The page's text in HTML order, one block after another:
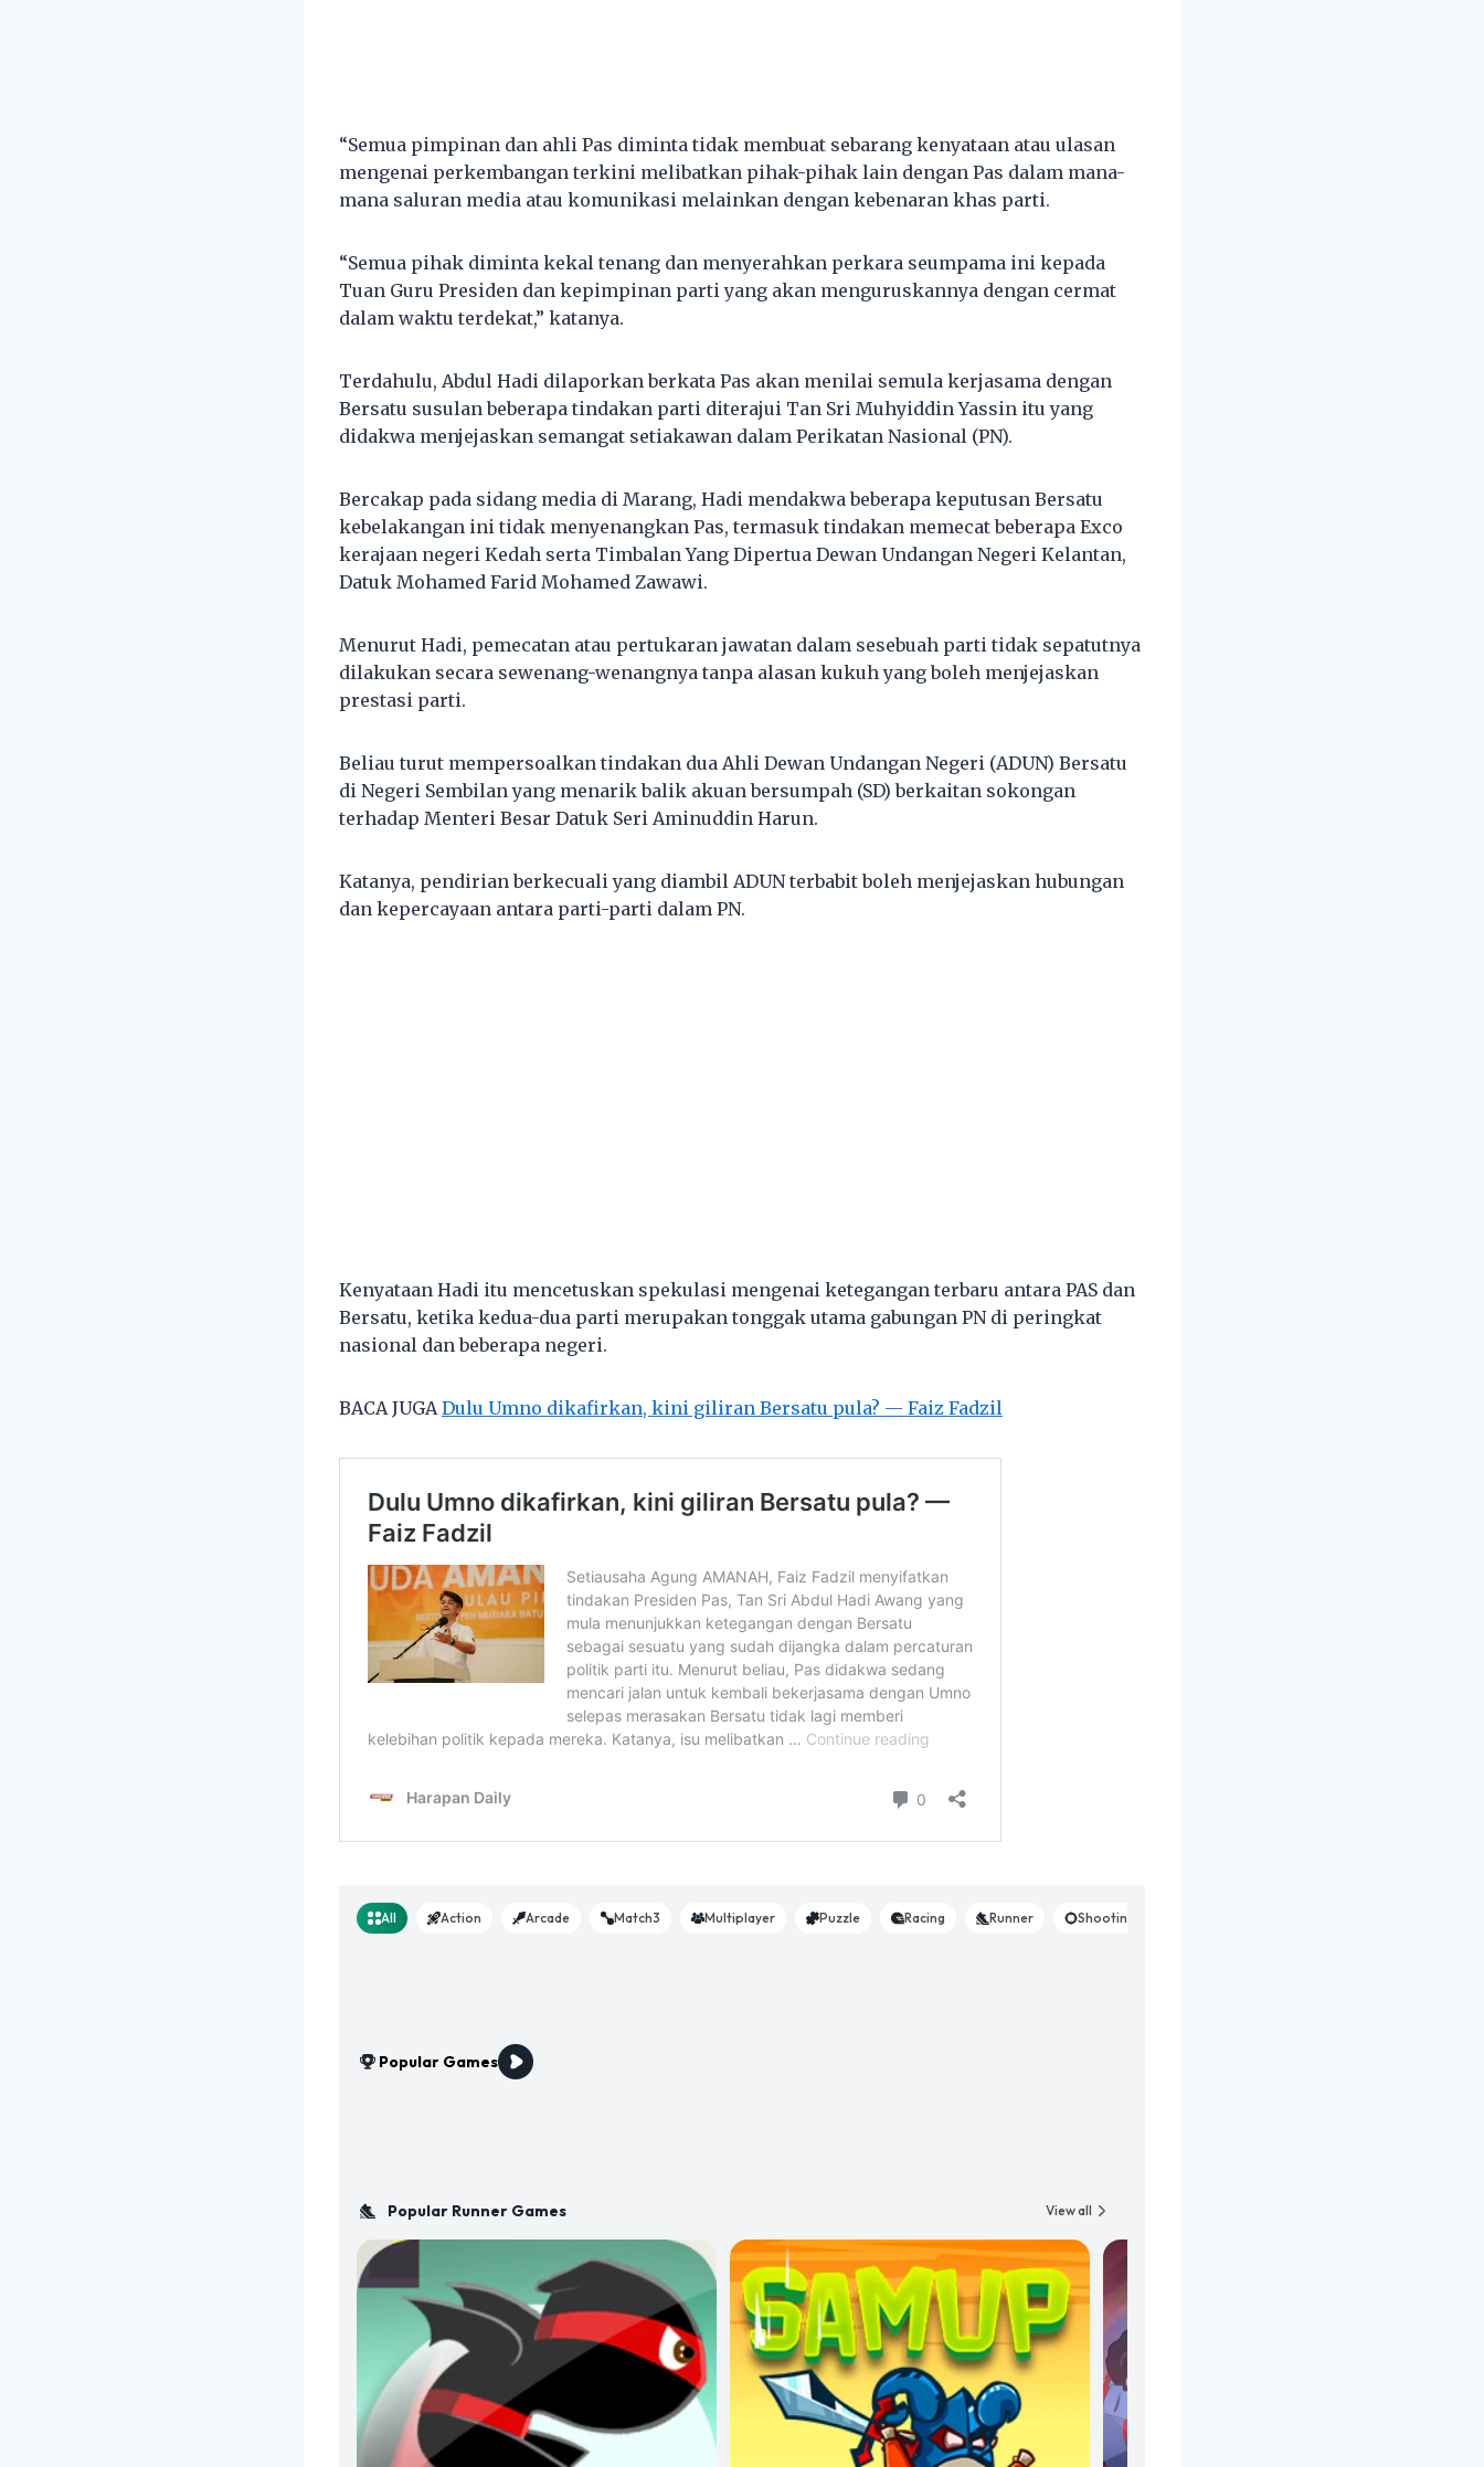
“Semua pimpinan dan ahli Pas diminta tidak membuat sebarang kenyataan atau ulasan
mengenai perkembangan terkini melibatkan pihak-pihak lain dengan Pas dalam mana-
mana saluran media atau komunikasi melainkan dengan kebenaran khas parti.
“Semua pihak diminta kekal tenang dan menyerahkan perkara seumpama ini kepada
Tuan Guru Presiden dan kepimpinan parti yang akan menguruskannya dengan cermat
dalam waktu terdekat,” katanya.
Terdahulu, Abdul Hadi dilaporkan berkata Pas akan menilai semula kerjasama dengan
Bersatu susulan beberapa tindakan parti diterajui Tan Sri Muhyiddin Yassin itu yang
didakwa menjejaskan semangat setiakawan dalam Perikatan Nasional (PN).
Bercakap pada sidang media di Marang, Hadi mendakwa beberapa keputusan Bersatu
kebelakangan ini tidak menyenangkan Pas, termasuk tindakan memecat beberapa Exco
kerajaan negeri Kedah serta Timbalan Yang Dipertua Dewan Undangan Negeri Kelantan,
Datuk Mohamed Farid Mohamed Zawawi.
Menurut Hadi, pemecatan atau pertukaran jawatan dalam sesebuah parti tidak sepatutnya
dilakukan secara sewenang-wenangnya tanpa alasan kukuh yang boleh menjejaskan
prestasi parti.
Beliau turut mempersoalkan tindakan dua Ahli Dewan Undangan Negeri (ADUN) Bersatu
di Negeri Sembilan yang menarik balik akuan bersumpah (SD) berkaitan sokongan
terhadap Menteri Besar Datuk Seri Aminuddin Harun.
Katanya, pendirian berkecuali yang diambil ADUN terbabit boleh menjejaskan hubungan
dan kepercayaan antara parti-parti dalam PN.
Kenyataan Hadi itu mencetuskan spekulasi mengenai ketegangan terbaru antara PAS dan
Bersatu, ketika kedua-dua parti merupakan tonggak utama gabungan PN di peringkat
nasional dan beberapa negeri.
BACA JUGADulu Umno dikafirkan, kini giliran Bersatu pula? — Faiz Fadzil